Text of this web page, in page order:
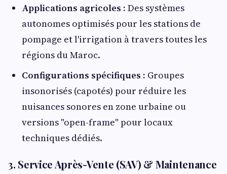
Applications agricoles : Des systèmes
autonomes optimisés pour les stations de
pompage et l'irrigation à travers toutes les
régions du Maroc.
Configurations spécifiques : Groupes
insonorisés (capotés) pour réduire les
nuisances sonores en zone urbaine ou
versions "open-frame" pour locaux
techniques dédiés.
3. Service Après-Vente (SAV) & Maintenance